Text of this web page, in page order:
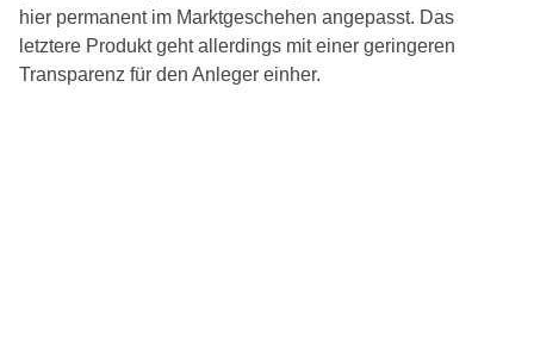
hier permanent im Marktgeschehen angepasst. Das
letztere Produkt geht allerdings mit einer geringeren
Transparenz für den Anleger einher.